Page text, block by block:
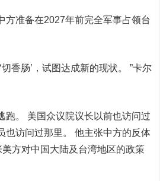
方准备在2027年前完全军事占领台
香肠’，试图达成新的现状。 ”卡尔
跑。 美国众议院议长以前也访问过
也访问过那里。 他主张中方的反体
美方对中国大陆及台湾地区的政策